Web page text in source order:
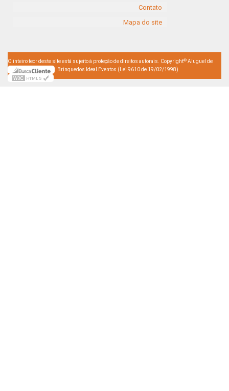
Contato
Mapa do site
O inteiro teor deste site está sujeito à proteção de direitos autorais. Copyright© Aluguel de
Brinquedos Ideal Eventos (Lei 9610 de 19/02/1998)